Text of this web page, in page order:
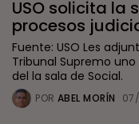
USO solicita la
procesos
Fuente: USO Les
Tribunal Supremo
del la sala de Social.
POR ABEL MORÍN